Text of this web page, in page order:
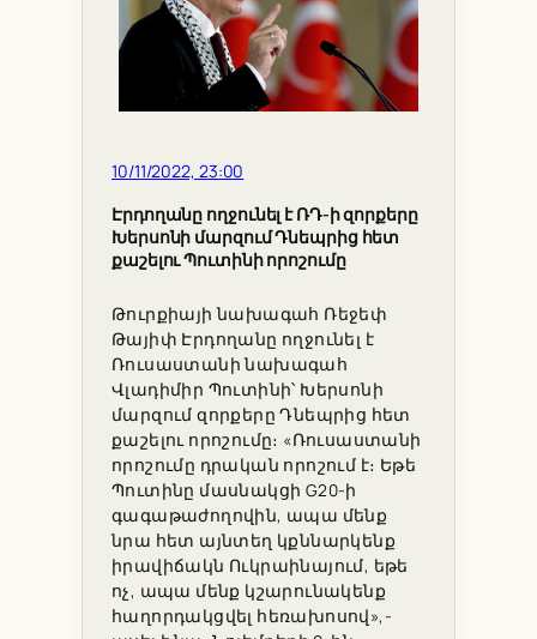
10/11/2022, 23:00
Էրդողանը ողջունել է ՌԴ-ի զորքերը
Խերսոնի մարզում Դնեպրից հետ
քաշելու Պուտինի որոշումը
Թուրքիայի նախագահ Ռեջեփ
Թայիփ Էրդողանը ողջունել է
Ռուսաստանի նախագահ
Վլադիմիր Պուտինի՝ Խերսոնի
մարզում զորքերը Դնեպրից հետ
քաշելու որոշումը։ «Ռուսաստանի
որոշումը դրական որոշում է։ Եթե
Պուտինը մասնակցի G20-ի
գագաթաժողովին, ապա մենք
նրա հետ այնտեղ կքննարկենք
իրավիճակն Ուկրաինայում, եթե
ոչ, ապա մենք կշարունակենք
հաղորդակցվել հեռախոսով»,-